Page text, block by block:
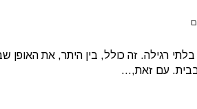
רגילה. זה כולל, בין היתר, את האופן
עם זאת,…